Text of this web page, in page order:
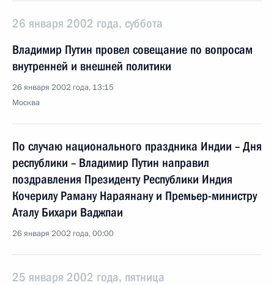
26 января 2002 года, суббота
Владимир Путин провел совещание по вопросам
внутренней и внешней политики
26 января 2002 года, 13:15
Москва
По случаю национального праздника Индии – Дня
республики – Владимир Путин направил
поздравления Президенту Республики Индия
Кочерилу Раману Нараянану и Премьер-министру
Аталу Бихари Ваджпаи
26 января 2002 года, 00:00
25 января 2002 года, пятница